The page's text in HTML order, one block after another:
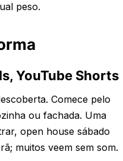
peso.
YouTube Shorts
Comece pelo
ou fachada. Uma
open house sábado
muitos veem sem som.